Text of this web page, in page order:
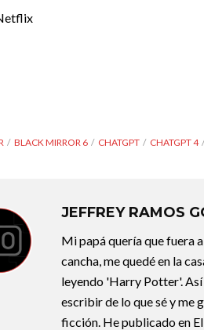
BLACK MIRROR 6 CHATGPT CHATGPT 4
JEFFREY RAMOS
Mi papá quería que fuera
cancha, me quedé en la
leyendo 'Harry Potter'.
escribir de lo que sé y me
ficción. He publicado en